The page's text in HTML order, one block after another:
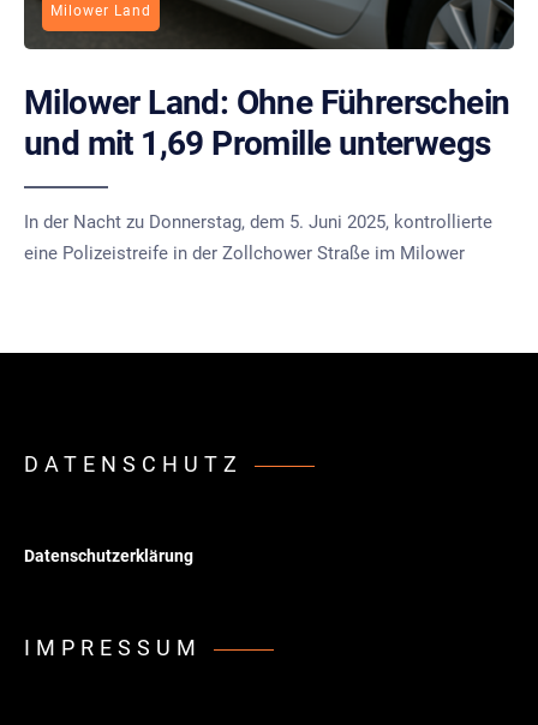
Milower Land
Milower Land: Ohne Führerschein
und mit 1,69 Promille unterwegs
In der Nacht zu Donnerstag, dem 5. Juni 2025, kontrollierte
eine Polizeistreife in der Zollchower Straße im Milower
DATENSCHUTZ
Datenschutzerklärung
IMPRESSUM